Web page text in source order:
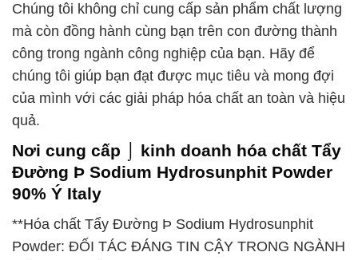
Chúng tôi không chỉ cung cấp sản phẩm chất lượng
mà còn đồng hành cùng bạn trên con đường thành
công trong ngành công nghiệp của bạn. Hãy để
chúng tôi giúp bạn đạt được mục tiêu và mong đợi
của mình với các giải pháp hóa chất an toàn và hiệu
quả.
Nơi cung cấp ⌡ kinh doanh hóa chất Tẩy
Đường Þ Sodium Hydrosunphit Powder
90% Ý Italy
**Hóa chất Tẩy Đường Þ Sodium Hydrosunphit
Powder: ĐỐI TÁC ĐÁNG TIN CẬY TRONG NGÀNH